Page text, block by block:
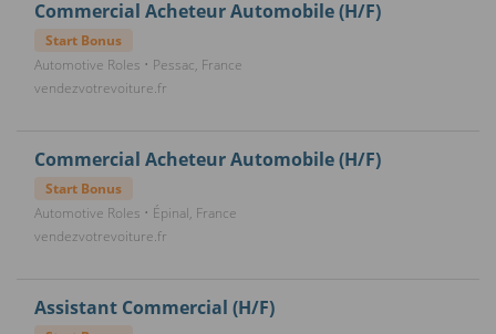
Commercial Acheteur Automobile (H/F)
Start Bonus
Automotive Roles • Pessac, France
vendezvotrevoiture.fr
Commercial Acheteur Automobile (H/F)
Start Bonus
Automotive Roles • Épinal, France
vendezvotrevoiture.fr
Assistant Commercial (H/F)